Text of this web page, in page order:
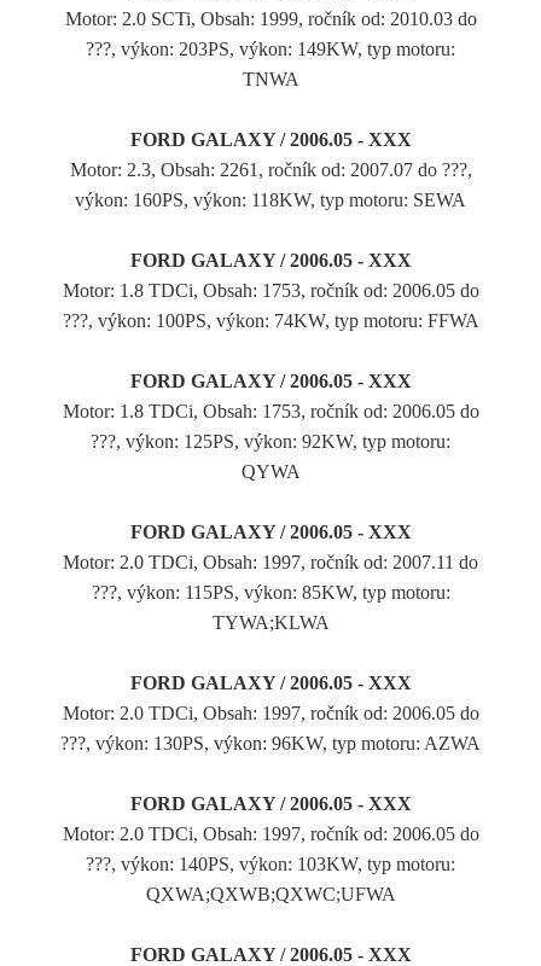
Motor: 2.0 SCTi, Obsah: 1999, ročník od: 2010.03 do
???, výkon: 203PS, výkon: 149KW, typ motoru:
TNWA
FORD GALAXY / 2006.05 - XXX
Motor: 2.3, Obsah: 2261, ročník od: 2007.07 do ???,
výkon: 160PS, výkon: 118KW, typ motoru: SEWA
FORD GALAXY / 2006.05 - XXX
Motor: 1.8 TDCi, Obsah: 1753, ročník od: 2006.05 do
???, výkon: 100PS, výkon: 74KW, typ motoru: FFWA
FORD GALAXY / 2006.05 - XXX
Motor: 1.8 TDCi, Obsah: 1753, ročník od: 2006.05 do
???, výkon: 125PS, výkon: 92KW, typ motoru:
QYWA
FORD GALAXY / 2006.05 - XXX
Motor: 2.0 TDCi, Obsah: 1997, ročník od: 2007.11 do
???, výkon: 115PS, výkon: 85KW, typ motoru:
TYWA;KLWA
FORD GALAXY / 2006.05 - XXX
Motor: 2.0 TDCi, Obsah: 1997, ročník od: 2006.05 do
???, výkon: 130PS, výkon: 96KW, typ motoru: AZWA
FORD GALAXY / 2006.05 - XXX
Motor: 2.0 TDCi, Obsah: 1997, ročník od: 2006.05 do
???, výkon: 140PS, výkon: 103KW, typ motoru:
QXWA;QXWB;QXWC;UFWA
FORD GALAXY / 2006.05 - XXX